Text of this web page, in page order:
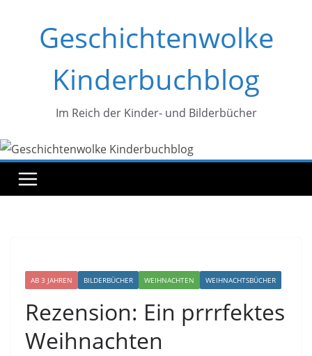
springenGeschichtenwolke
Kinderbuchblog
Im Reich der Kinder- und Bilderbücher
AB 3 JAHREN BILDERBÜCHER WEIHNACHTEN WEIHNACHTSBÜCHER
Rezension: Ein prrrfektes
Weihnachten